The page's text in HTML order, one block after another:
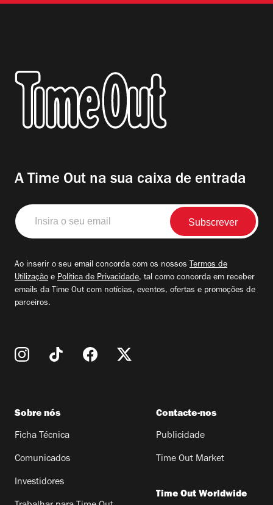
A Time Out na sua caixa de entrada
Insira
o
seu
Ao inserir o seu email concorda com os nossos Termos de
Utilização e Política de Privacidade, tal como concorda em receber
emails da Time Out com notícias, eventos, ofertas e promoções de
parceiros.
Sobre nós
Ficha Técnica
Comunicados
Investidores
Contacte-nos
Publicidade
Time Out Market
Time Out Worldwide